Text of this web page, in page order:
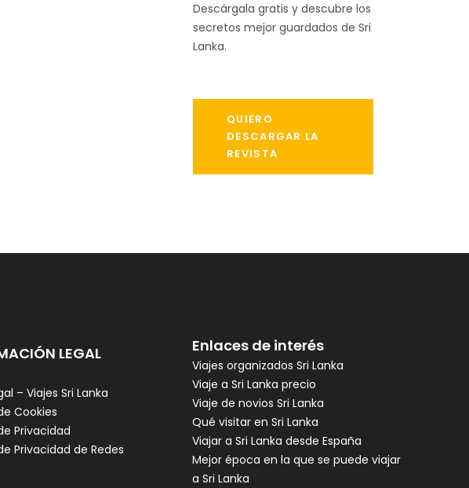
Descárgala gratis y descubre los
secretos mejor guardados de Sri
Lanka.
QUIERO
DESCARGAR LA
REVISTA
LEGAL
– Viajes Sri Lanka
Cookies
Privacidad
Privacidad de Redes
Enlaces de interés
Viajes organizados Sri Lanka
Viaje a Sri Lanka precio
Viaje de novios Sri Lanka
Qué visitar en Sri Lanka
Viajar a Sri Lanka desde España
Mejor época en la que se puede viajar
a Sri Lanka